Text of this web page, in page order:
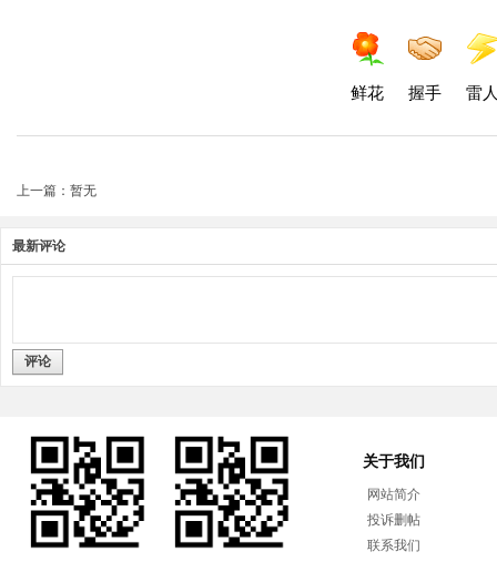
鲜花 握手 雷
上一篇：暂无
最新评论
评论
关于我们
网站简介
投诉删帖
联系我们